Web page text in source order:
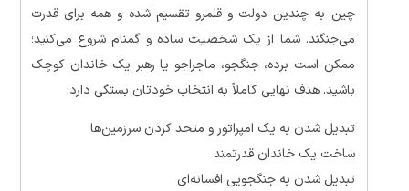
چین به چندین دولت و قلمرو تقسیم شده و همه برای قدرت
می‌جنگند. شما از یک شخصیت ساده و گمنام شروع می‌کنید؛
ممکن است برده، جنگجو، ماجراجو یا رهبر یک خاندان کوچک
باشید. هدف نهایی کاملاً به انتخاب خودتان بستگی دارد:
تبدیل شدن به یک امپراتور و متحد کردن سرزمین‌ها
ساخت یک خاندان قدرتمند
تبدیل شدن به جنگجویی افسانه‌ای